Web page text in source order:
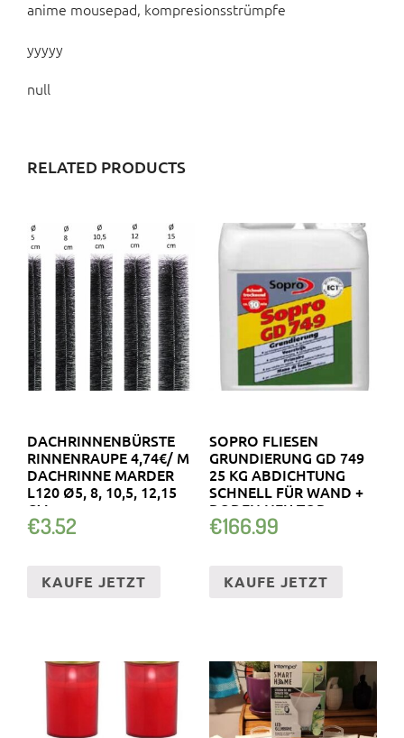
anime mousepad, kompresionsstrümpfe
yyyyy
null
RELATED PRODUCTS
DACHRINNENBÜRSTE
RINNENRAUPE 4,74€/ M
DACHRINNE MARDER
L120 Ø5, 8, 10,5, 12,15
CM
€3.52
KAUFE JETZT
SOPRO FLIESEN
GRUNDIERUNG GD 749
25 KG ABDICHTUNG
SCHNELL FÜR WAND +
BODEN NEU TOP
€166.99
KAUFE JETZT